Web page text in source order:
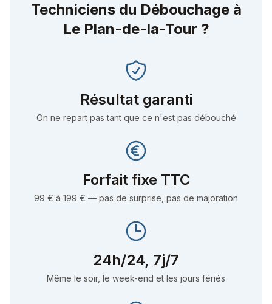
Techniciens du Débouchage à
Le Plan-de-la-Tour ?
Résultat garanti
On ne repart pas tant que ce n'est pas débouché
Forfait fixe TTC
99 € à 199 € — pas de surprise, pas de majoration
24h/24, 7j/7
Même le soir, le week-end et les jours fériés